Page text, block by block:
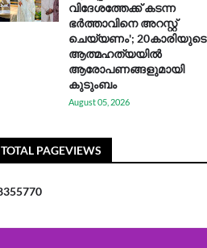
വിദേശത്തേക്ക് കടന്ന
ഭർത്താവിനെ അറസ്റ്റ്
ചെയ്യണം'; 20കാരിയുടെ
ആത്മഹത്യയിൽ
ആരോപണങ്ങളുമായി
കുടുംബം
August 05, 2026
TOTAL PAGEVIEWS
355770